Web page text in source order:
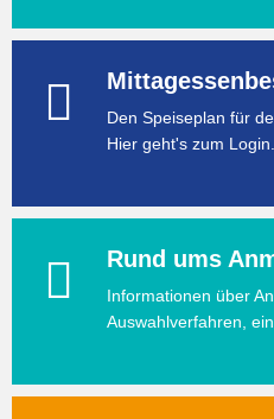
Den Speiseplan für
Hier geht's zum Login.
Rund ums
Informationen über
Auswahlverfahren,